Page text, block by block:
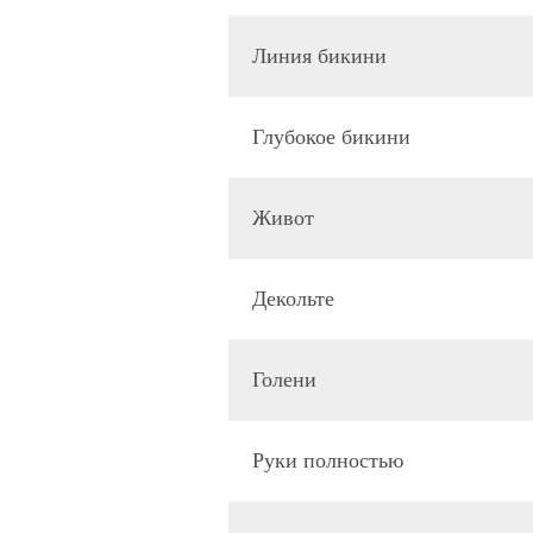
Линия бикини
Глубокое бикини
Живот
Декольте
Голени
Руки полностью